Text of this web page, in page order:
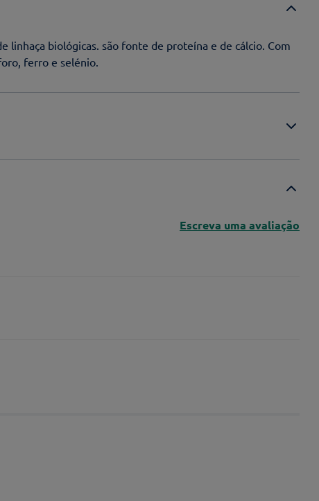
linhaça biológicas. são fonte de proteína e de cálcio. Com
ferro e selénio.
Escreva uma avaliação